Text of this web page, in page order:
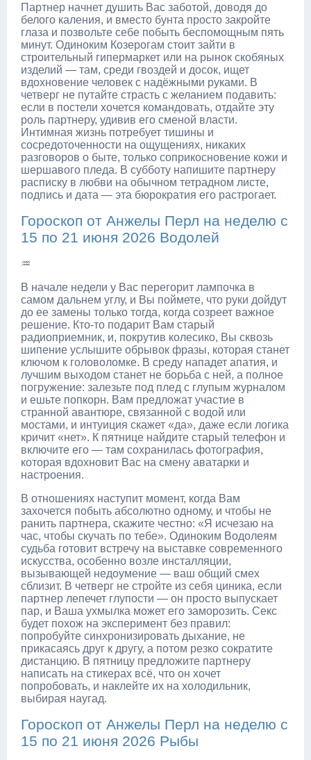
Партнер начнет душить Вас заботой, доводя до
белого каления, и вместо бунта просто закройте
глаза и позвольте себе побыть беспомощным пять
минут. Одиноким Козерогам стоит зайти в
строительный гипермаркет или на рынок скобяных
изделий — там, среди гвоздей и досок, ищет
вдохновение человек с надёжными руками. В
четверг не путайте страсть с желанием подавить:
если в постели хочется командовать, отдайте эту
роль партнеру, удивив его сменой власти.
Интимная жизнь потребует тишины и
сосредоточенности на ощущениях, никаких
разговоров о быте, только соприкосновение кожи и
шершавого пледа. В субботу напишите партнеру
расписку в любви на обычном тетрадном листе,
подпись и дата — эта бюрократия его растрогает.
Гороскоп от Анжелы Перл на неделю с
15 по 21 июня 2026 Водолей
♒
В начале недели у Вас перегорит лампочка в
самом дальнем углу, и Вы поймете, что руки дойдут
до ее замены только тогда, когда созреет важное
решение. Кто-то подарит Вам старый
радиоприемник, и, покрутив колесико, Вы сквозь
шипение услышите обрывок фразы, которая станет
ключом к головоломке. В среду нападет апатия, и
лучшим выходом станет не борьба с ней, а полное
погружение: залезьте под плед с глупым журналом
и ешьте попкорн. Вам предложат участие в
странной авантюре, связанной с водой или
мостами, и интуиция скажет «да», даже если логика
кричит «нет». К пятнице найдите старый телефон и
включите его — там сохранилась фотография,
которая вдохновит Вас на смену аватарки и
настроения.
В отношениях наступит момент, когда Вам
захочется побыть абсолютно одному, и чтобы не
ранить партнера, скажите честно: «Я исчезаю на
час, чтобы скучать по тебе». Одиноким Водолеям
судьба готовит встречу на выставке современного
искусства, особенно возле инсталляции,
вызывающей недоумение — ваш общий смех
сблизит. В четверг не стройте из себя циника, если
партнер лепечет глупости — он просто выпускает
пар, и Ваша ухмылка может его заморозить. Секс
будет похож на эксперимент без правил:
попробуйте синхронизировать дыхание, не
прикасаясь друг к другу, а потом резко сократите
дистанцию. В пятницу предложите партнеру
написать на стикерах всё, что он хочет
попробовать, и наклейте их на холодильник,
выбирая наугад.
Гороскоп от Анжелы Перл на неделю с
15 по 21 июня 2026 Рыбы